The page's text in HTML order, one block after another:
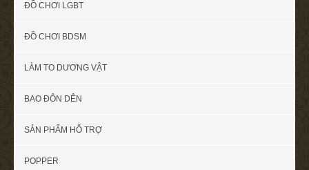
ĐỒ CHƠI LGBT
ĐỒ CHƠI BDSM
LÀM TO DƯƠNG VẬT
BAO ĐÔN DÊN
SẢN PHẨM HỖ TRỢ
POPPER